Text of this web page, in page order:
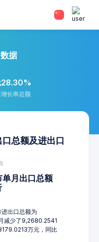
据
28.30%
增长率总额
总额及进出口
月出口总额
出口总额为
减少了9,2680.2541
万元，同比